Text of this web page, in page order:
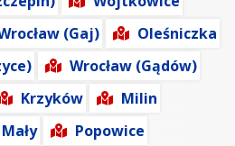
(Gaj)
Oleśniczka
Wrocław (Gądów)
Krzyków
Milin
Popowice